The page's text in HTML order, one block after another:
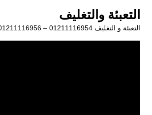
المحتوى
التعبئة والتغليف
التعبئة و التغليف 01211116954 – 01211116956 – 01211116958